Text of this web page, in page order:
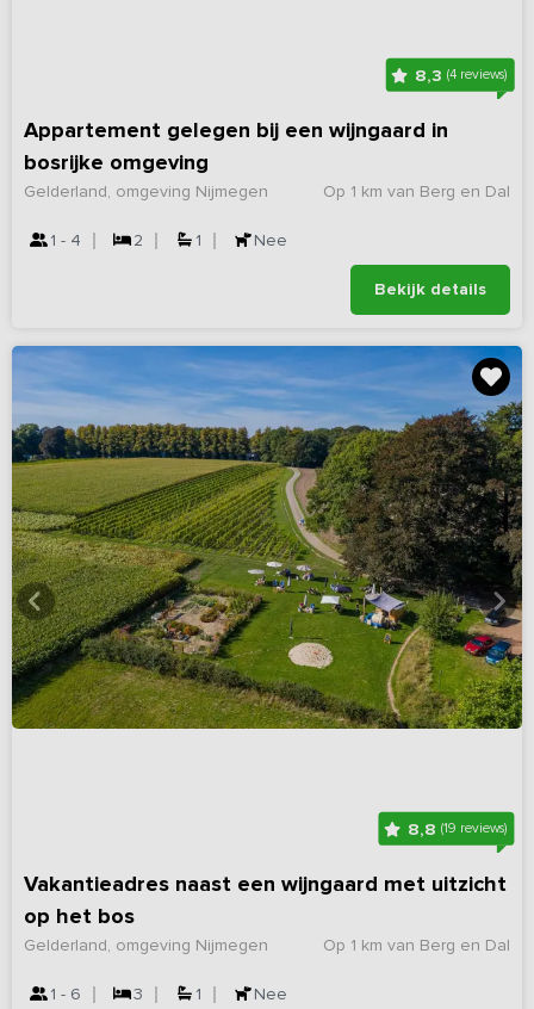
8,3(4 reviews)
Appartement gelegen bij een wijngaard in
bosrijke omgeving
Op 1 km van Berg en Dal
Gelderland, omgeving Nijmegen
1 - 4 2 1 Nee
Bekijk details
8,8(19 reviews)
Vakantieadres naast een wijngaard met uitzicht
op het bos
Op 1 km van Berg en Dal
Gelderland, omgeving Nijmegen
1 - 6 3 1 Nee